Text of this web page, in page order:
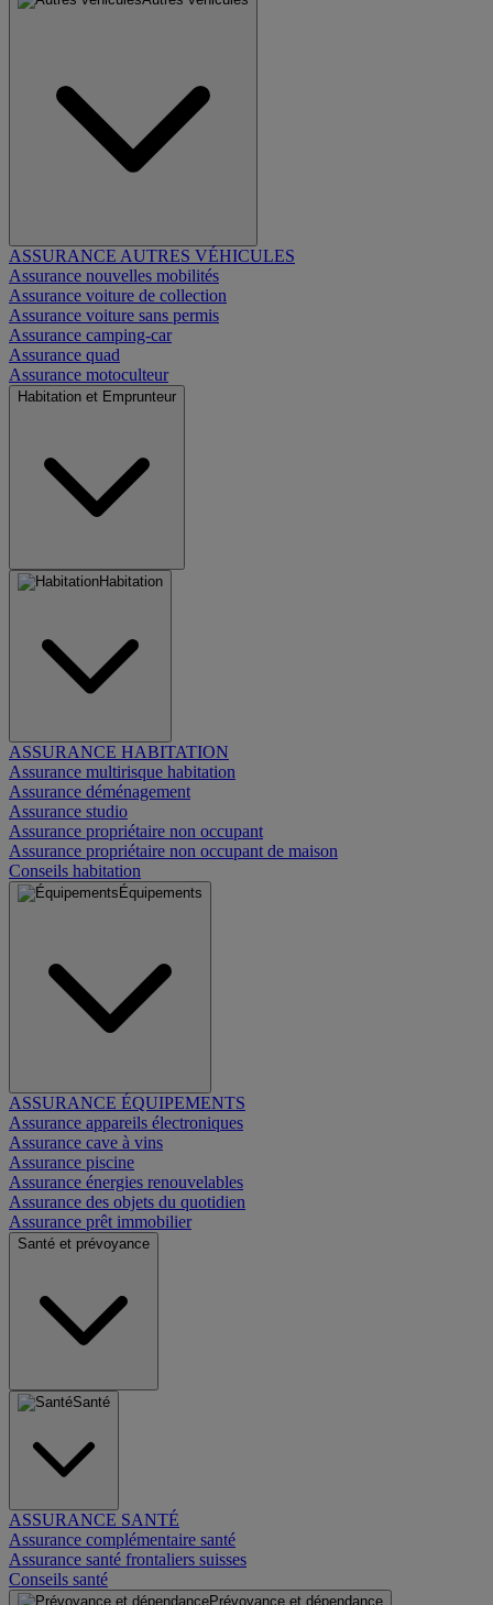
ASSURANCE AUTRES VÉHICULES
Assurance nouvelles mobilités
Assurance voiture de collection
Assurance voiture sans permis
Assurance camping-car
Assurance quad
Assurance motoculteur
Habitation et Emprunteur
Habitation
ASSURANCE HABITATION
Assurance multirisque habitation
Assurance déménagement
Assurance studio
Assurance propriétaire non occupant
Assurance propriétaire non occupant de maison
Conseils habitation
Équipements
ASSURANCE ÉQUIPEMENTS
Assurance appareils électroniques
Assurance cave à vins
Assurance piscine
Assurance énergies renouvelables
Assurance des objets du quotidien
Assurance prêt immobilier
Santé et prévoyance
Santé
ASSURANCE SANTÉ
Assurance complémentaire santé
Assurance santé frontaliers suisses
Conseils santé
Prévoyance et dépendance